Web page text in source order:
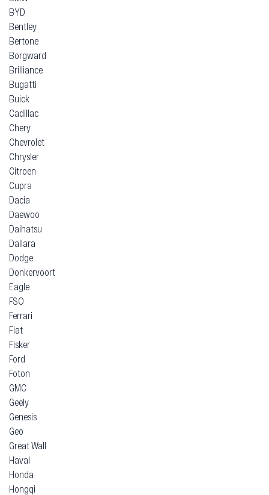
BYD
Bentley
Bertone
Borgward
Brilliance
Bugatti
Buick
Cadillac
Chery
Chevrolet
Chrysler
Citroen
Cupra
Dacia
Daewoo
Daihatsu
Dallara
Dodge
Donkervoort
Eagle
FSO
Ferrari
Fiat
Fisker
Ford
Foton
GMC
Geely
Genesis
Geo
Great Wall
Haval
Honda
Hongqi